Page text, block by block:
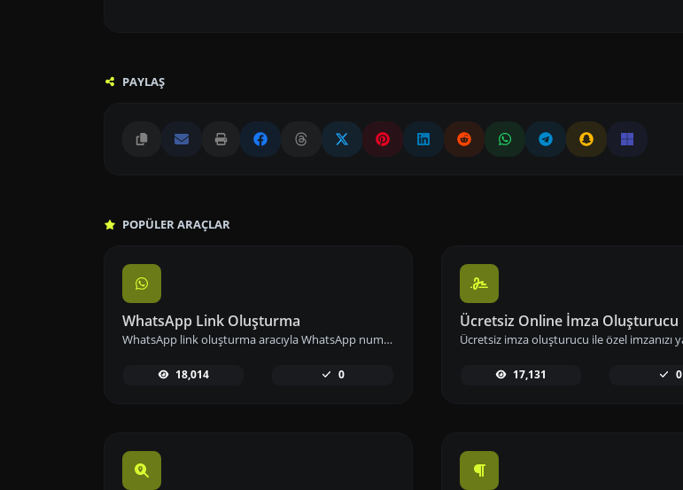
PAYLAŞ
POPÜLER ARAÇLAR
WhatsApp Link Oluşturma
WhatsApp link oluşturma aracıyla WhatsApp numaranızın bağlantısını önceden tanımlanmış mesajlarla paylaşarak iletişimi kolaylaştırın.
18,014 0
Ücretsiz Online İmza Oluşturucu
17,131 0